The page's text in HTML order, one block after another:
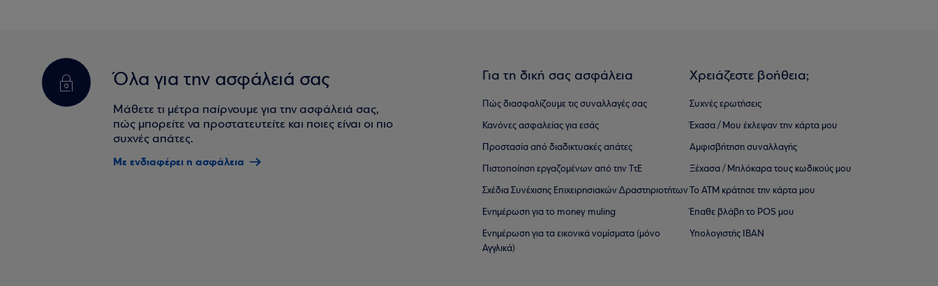
Όλα για την ασφάλειά σας
Μάθετε τι μέτρα παίρνουμε για την ασφάλειά σας,
πώς μπορείτε να προστατευτείτε και ποιες είναι οι πιο
συχνές απάτες.
Με ενδιαφέρει η ασφάλεια
Για τη δική σας ασφάλεια
Πώς διασφαλίζουμε τις συναλλαγές σας
Κανόνες ασφαλείας για εσάς
Προστασία από διαδικτυακές απάτες
Πιστοποίηση εργαζομένων από την ΤτΕ
Σχέδια Συνέχισης Επιχειρησιακών ∆ραστηριοτήτων
Ενημέρωση για το money muling
Ενημέρωση για τα εικονικά νομίσματα (μόνο
Αγγλικά)
Χρειάζεστε βοήθεια;
Συχνές ερωτήσεις
Έχασα / Μου έκλεψαν την κάρτα μου
Αμφισβήτηση συναλλαγής
Ξέχασα / Μπλόκαρα τους κωδικούς μου
Το ΑΤΜ κράτησε την κάρτα μου
Έπαθε βλάβη το POS μου
Υπολογιστής IBAN